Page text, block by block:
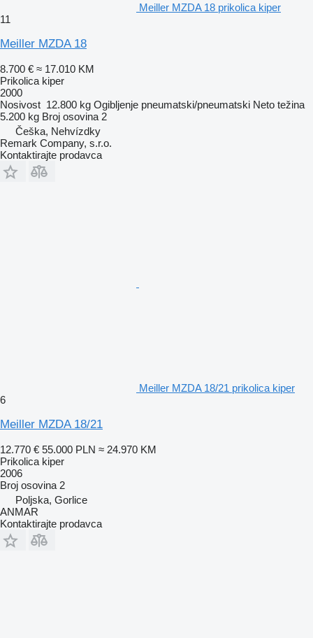
Meiller MZDA 18 prikolica kiper
11
Meiller MZDA 18
8.700 € ≈ 17.010 KM
Prikolica kiper
2000
Nosivost 12.800 kg Ogibljenje pneumatski/pneumatski Neto težina
5.200 kg Broj osovina 2
Češka, Nehvízdky
Remark Company, s.r.o.
Kontaktirajte prodavca
Meiller MZDA 18/21 prikolica kiper
6
Meiller MZDA 18/21
12.770 € 55.000 PLN ≈ 24.970 KM
Prikolica kiper
2006
Broj osovina 2
Poljska, Gorlice
ANMAR
Kontaktirajte prodavca